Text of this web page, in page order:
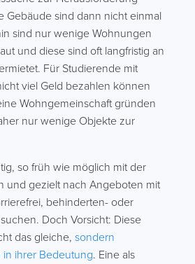
Gebäude sind dann nicht einmal
sind nur wenige Wohnungen
und diese sind oft langfristig an
Für Studierende mit
viel Geld bezahlen können
Wohngemeinschaft gründen
nur wenige Objekte zur
so früh wie möglich mit der
und gezielt nach Angeboten mit
behinderten- oder
Doch Vorsicht: Diese
das gleiche, sondern
ihrer Bedeutung. Eine als